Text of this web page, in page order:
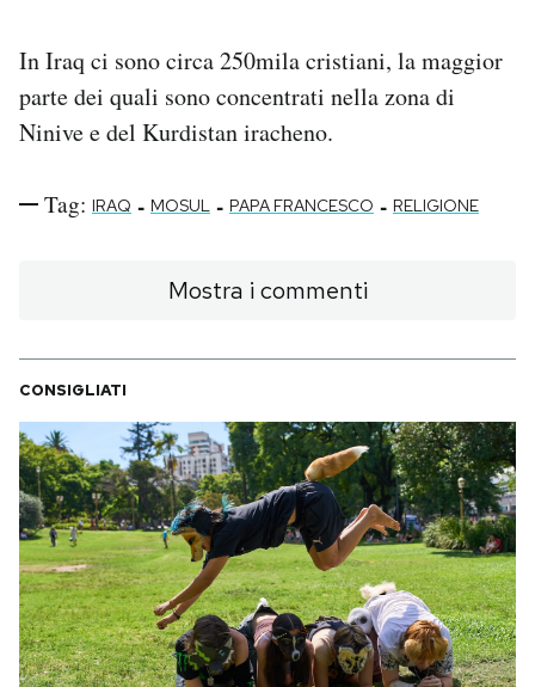
In Iraq ci sono circa 250mila cristiani, la maggior
parte dei quali sono concentrati nella zona di
Ninive e del Kurdistan iracheno.
Tag: IRAQ - MOSUL - PAPA FRANCESCO - RELIGIONE
Mostra i commenti
CONSIGLIATI